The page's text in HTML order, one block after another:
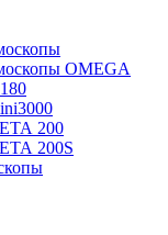
OMEGA
200
200S